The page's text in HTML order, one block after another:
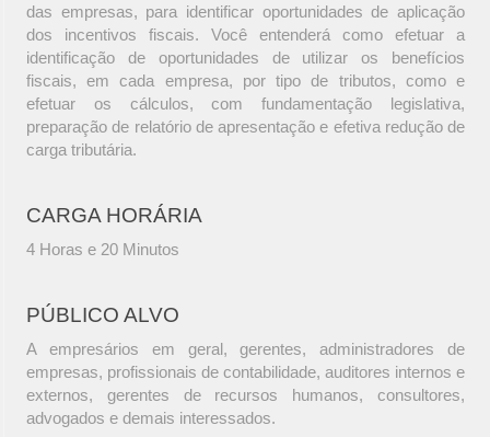
das empresas, para identificar oportunidades de aplicação
dos incentivos fiscais. Você entenderá como efetuar a
identificação de oportunidades de utilizar os benefícios
fiscais, em cada empresa, por tipo de tributos, como e
efetuar os cálculos, com fundamentação legislativa,
preparação de relatório de apresentação e efetiva redução de
carga tributária.
CARGA HORÁRIA
4 Horas e 20 Minutos
PÚBLICO ALVO
A empresários em geral, gerentes, administradores de
empresas, profissionais de contabilidade, auditores internos e
externos, gerentes de recursos humanos, consultores,
advogados e demais interessados.